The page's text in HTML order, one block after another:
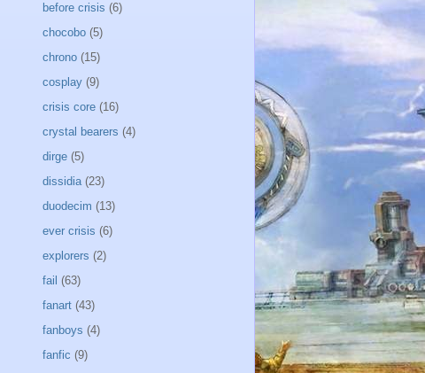
before crisis (6)
chocobo (5)
chrono (15)
cosplay (9)
crisis core (16)
crystal bearers (4)
dirge (5)
dissidia (23)
duodecim (13)
ever crisis (6)
explorers (2)
fail (63)
fanart (43)
fanboys (4)
fanfic (9)